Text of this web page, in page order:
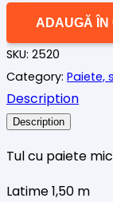
Tul
mici
negre
ADAUGĂ ÎN
SKU: 2520
Category: Paiete,
Description
Description
Tul cu paiete
Latime 1,50 m